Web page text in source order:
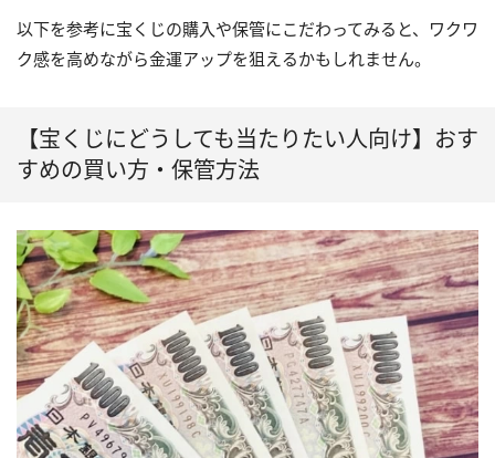
以下を参考に宝くじの購入や保管にこだわってみると、ワクワ
ク感を高めながら金運アップを狙えるかもしれません。
【宝くじにどうしても当たりたい人向け】おす
すめの買い方・保管方法